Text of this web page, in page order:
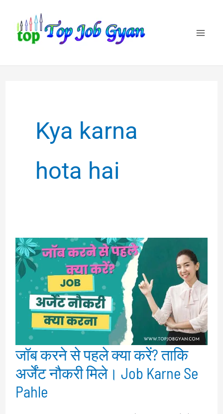
content
Kya karna
hota hai
जॉब करने से पहले क्या करें? ताकि
अर्जेंट नौकरी मिले। Job Karne Se
Pahle